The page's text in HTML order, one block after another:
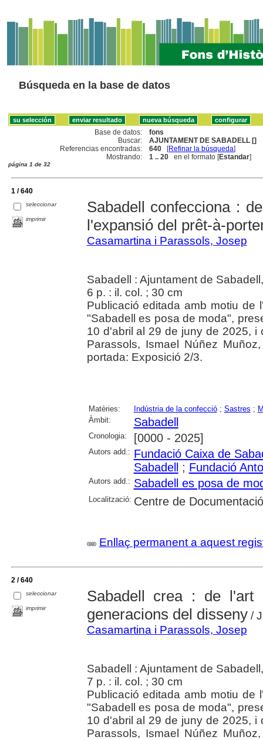
Búsqueda en la base de datos
Base de datos:
fons
Buscar:
AJUNTAMENT DE SABADELL []
Referencias encontradas:
640 [Refinar la búsqueda]
Mostrando:
1 .. 20 en el formato [Estandar]
página 1 de 32
1 / 640
seleccionar
imprimir
Sabadell confecciona :
l'expansió del prêt-à-
Casamartina i Parassols, Josep
Sabadell : Ajuntament de
6 p. : il. col. ; 30 cm
Publicació editada amb motiu de
"Sabadell es posa de moda",
10 d'abril al 29 de juny de 2025, i
Parassols, Ismael Núñez
portada: Exposició 2/3.
Matèries: Indústria de la confecció; Sastres ;
Àmbit:
Sabadell
Cronologia: [0000 - 2025]
Autors add.: Fundació Caixa de
Sabadell
; Fundació
Autors add.: Sabadell es posa de
Localització: Centre de
Enllaç permanent a aquest
2 / 640
seleccionar
imprimir
Sabadell crea : de
generacions del disseny/
Casamartina i Parassols, Josep
Sabadell : Ajuntament de
7 p. : il. col. ; 30 cm
Publicació editada amb motiu de
"Sabadell es posa de moda",
10 d'abril al 29 de juny de 2025, i
Parassols, Ismael Núñez